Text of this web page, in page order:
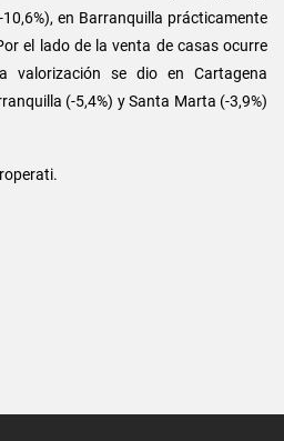
en Barranquilla prácticamente
el lado de la venta de casas ocurre
valorización se dio en Cartagena
(-5,4%) y Santa Marta (-3,9%)